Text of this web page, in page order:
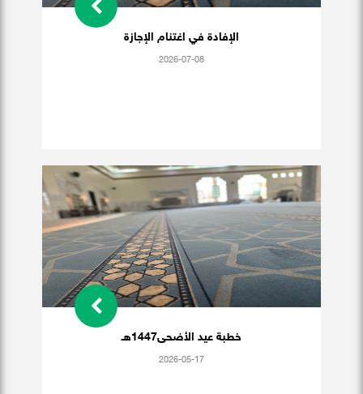
الإفادة في اغتنام الإجازة
2026-07-08
خطبة عيد الأضحى1447هـ
2026-05-17